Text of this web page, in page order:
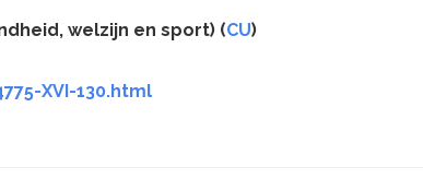
welzijn en sport) (CU)
XVI-130.html